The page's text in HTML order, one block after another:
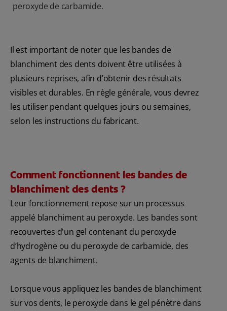
peroxyde de carbamide.
Il est important de noter que les bandes de
blanchiment des dents doivent être utilisées à
plusieurs reprises, afin d’obtenir des résultats
visibles et durables. En règle générale, vous devrez
les utiliser pendant quelques jours ou semaines,
selon les instructions du fabricant.
Comment fonctionnent les bandes de
blanchiment des dents ?
Leur fonctionnement repose sur un processus
appelé blanchiment au peroxyde. Les bandes sont
recouvertes d'un gel contenant du peroxyde
d’hydrogène ou du peroxyde de carbamide, des
agents de blanchiment.
Lorsque vous appliquez les bandes de blanchiment
sur vos dents, le peroxyde dans le gel pénètre dans